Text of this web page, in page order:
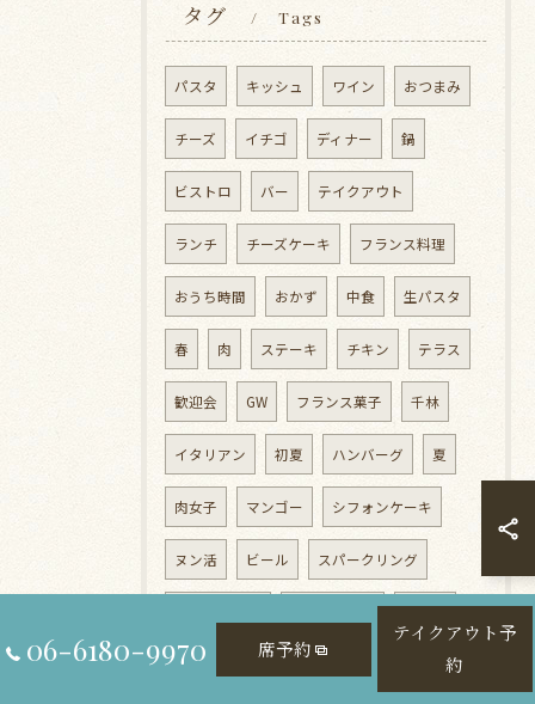
タグ Tags
パスタ キッシュ ワイン おつまみ
チーズ イチゴ ディナー 鍋
ビストロ バー テイクアウト
ランチ チーズケーキ フランス料理
おうち時間 おかず 中食 生パスタ
春 肉 ステーキ チキン テラス
歓迎会 GW フランス菓子 千林
イタリアン 初夏 ハンバーグ 夏
肉女子 マンゴー シフォンケーキ
ヌン活 ビール スパークリング
ママ会
シーフード 飲み放題
06-6180-9970 席予約
テイクアウト予
約